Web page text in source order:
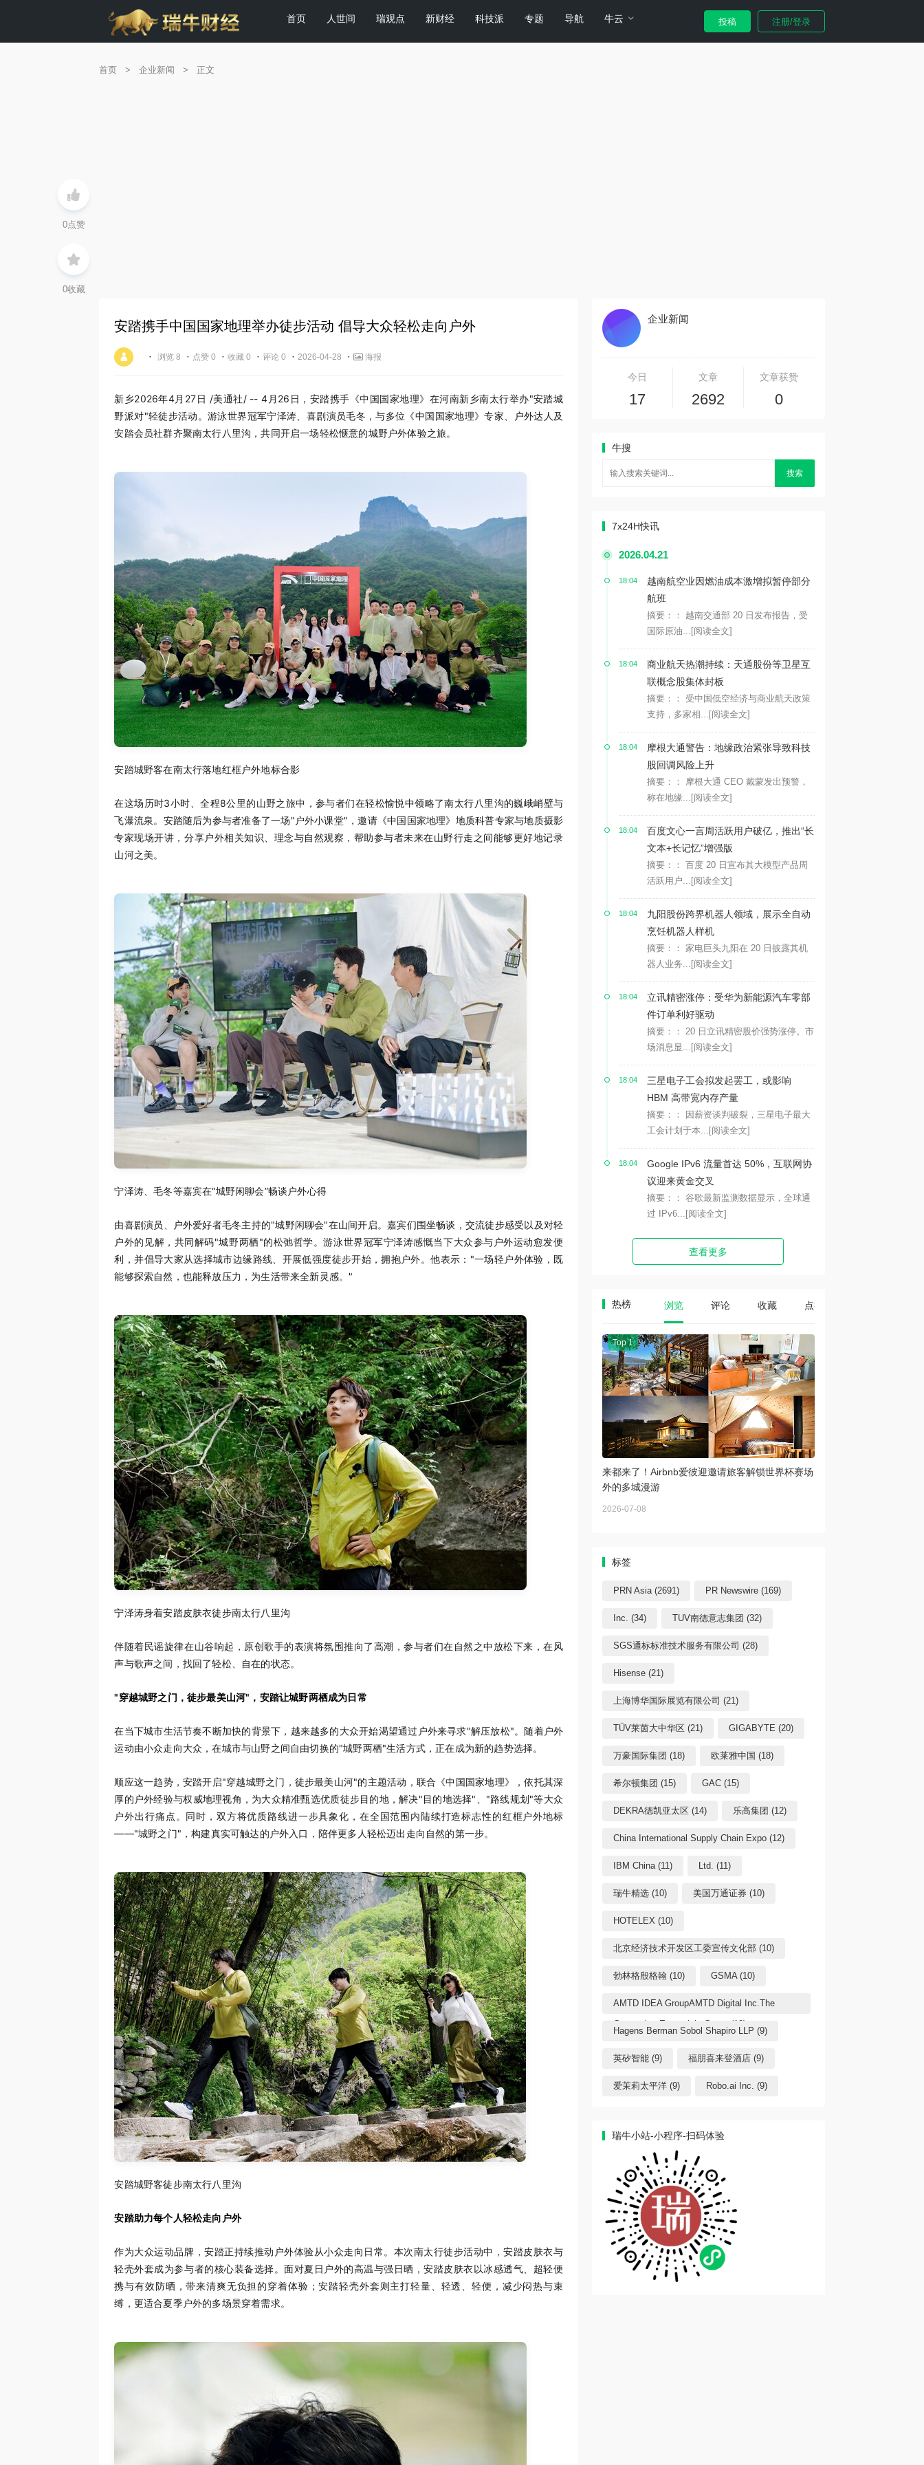
首页 人世间 瑞观点 新财经 科技派 专题 导航 牛云 投稿 注册/登录
0点赞
0收藏
首页 > 企业新闻 > 正文
安踏携手中国国家地理举办徒步活动 倡导大众轻松走向户外
· 浏览 8 · 点赞 0 · 收藏 0 · 评论 0 · 2026-04-28 · 海报
新乡2026年4月27日 /美通社/ -- 4月26日，安踏携手《中国国家地理》在河南新乡南太行举办"安踏城
野派对"轻徒步活动。游泳世界冠军宁泽涛、喜剧演员毛冬，与多位《中国国家地理》专家、户外达人及
安踏会员社群齐聚南太行八里沟，共同开启一场轻松惬意的城野户外体验之旅。
安踏城野客在南太行落地红框户外地标合影
在这场历时3小时、全程8公里的山野之旅中，参与者们在轻松愉悦中领略了南太行八里沟的巍峨峭壁与
飞瀑流泉。安踏随后为参与者准备了一场"户外小课堂"，邀请《中国国家地理》地质科普专家与地质摄影
专家现场开讲，分享户外相关知识、理念与自然观察，帮助参与者未来在山野行走之间能够更好地记录
山河之美。
宁泽涛、毛冬等嘉宾在“城野闲聊会”畅谈户外心得
由喜剧演员、户外爱好者毛冬主持的"城野闲聊会"在山间开启。嘉宾们围坐畅谈，交流徒步感受以及对轻
户外的见解，共同解码"城野两栖"的松弛哲学。游泳世界冠军宁泽涛感慨当下大众参与户外运动愈发便
利，并倡导大家从选择城市边缘路线、开展低强度徒步开始，拥抱户外。他表示："一场轻户外体验，既
能够探索自然，也能释放压力，为生活带来全新灵感。"
宁泽涛身着安踏皮肤衣徒步南太行八里沟
伴随着民谣旋律在山谷响起，原创歌手的表演将氛围推向了高潮，参与者们在自然之中放松下来，在风
声与歌声之间，找回了轻松、自在的状态。
"穿越城野之门，徒步最美山河"，安踏让城野两栖成为日常
在当下城市生活节奏不断加快的背景下，越来越多的大众开始渴望通过户外来寻求"解压放松"。随着户外
运动由小众走向大众，在城市与山野之间自由切换的"城野两栖"生活方式，正在成为新的趋势选择。
顺应这一趋势，安踏开启"穿越城野之门，徒步最美山河"的主题活动，联合《中国国家地理》，依托其深
厚的户外经验与权威地理视角，为大众精准甄选优质徒步目的地，解决"目的地选择"、"路线规划"等大众
户外出行痛点。同时，双方将优质路线进一步具象化，在全国范围内陆续打造标志性的红框户外地标
——"城野之门"，构建真实可触达的户外入口，陪伴更多人轻松迈出走向自然的第一步。
安踏城野客徒步南太行八里沟
安踏助力每个人轻松走向户外
作为大众运动品牌，安踏正持续推动户外体验从小众走向日常。本次南太行徒步活动中，安踏皮肤衣与
轻壳外套成为参与者的核心装备选择。面对夏日户外的高温与强日晒，安踏皮肤衣以冰感透气、超轻便
携与有效防晒，带来清爽无负担的穿着体验；安踏轻壳外套则主打轻量、轻透、轻便，减少闷热与束
缚，更适合夏季户外的多场景穿着需求。
企业新闻
今日
17
文章
2692
文章获赞
0
牛搜
搜索
7x24H快讯
2026.04.21
18:04
越南航空业因燃油成本激增拟暂停部分
航班
摘要：： 越南交通部 20 日发布报告，受
国际原油... [阅读全文]
18:04
商业航天热潮持续：天通股份等卫星互
联概念股集体封板
摘要：： 受中国低空经济与商业航天政策
支持，多家相... [阅读全文]
18:04
摩根大通警告：地缘政治紧张导致科技
股回调风险上升
摘要：： 摩根大通 CEO 戴蒙发出预警，
称在地缘... [阅读全文]
18:04
百度文心一言周活跃用户破亿，推出“长
文本+长记忆”增强版
摘要：： 百度 20 日宣布其大模型产品周
活跃用户... [阅读全文]
18:04
九阳股份跨界机器人领域，展示全自动
烹饪机器人样机
摘要：： 家电巨头九阳在 20 日披露其机
器人业务... [阅读全文]
18:04
立讯精密涨停：受华为新能源汽车零部
件订单利好驱动
摘要：： 20 日立讯精密股价强势涨停。市
场消息显... [阅读全文]
18:04
三星电子工会拟发起罢工，或影响
HBM 高带宽内存产量
摘要：： 因薪资谈判破裂，三星电子最大
工会计划于本... [阅读全文]
18:04
Google IPv6 流量首达 50%，互联网协
议迎来黄金交叉
摘要：： 谷歌最新监测数据显示，全球通
过 IPv6... [阅读全文]
查看更多
热榜 浏览 评论 收藏 点赞
Top 1
来都来了！Airbnb爱彼迎邀请旅客解锁世界杯赛场
外的多城漫游
2026-07-08
标签
PRN Asia (2691) PR Newswire (169)
Inc. (34) TUV南德意志集团 (32)
SGS通标标准技术服务有限公司 (28)
Hisense (21)
上海博华国际展览有限公司 (21)
TÜV莱茵大中华区 (21) GIGABYTE (20)
万豪国际集团 (18) 欧莱雅中国 (18)
希尔顿集团 (15) GAC (15)
DEKRA德凯亚太区 (14) 乐高集团 (12)
China International Supply Chain Expo (12)
IBM China (11) Ltd. (11)
瑞牛精选 (10) 美国万通证券 (10)
HOTELEX (10)
北京经济技术开发区工委宣传文化部 (10)
勃林格殷格翰 (10) GSMA (10)
AMTD IDEA GroupAMTD Digital Inc.The
Generation Essentials Group (10)
Hagens Berman Sobol Shapiro LLP (9)
英矽智能 (9) 福朋喜来登酒店 (9)
爱茉莉太平洋 (9) Robo.ai Inc. (9)
瑞牛小站-小程序-扫码体验